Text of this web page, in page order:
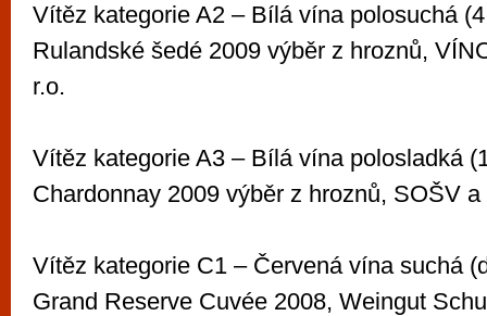
Vítěz kategorie A2 – Bílá vína polosuchá
Rulandské šedé 2009 výběr z hroznů,
r.o.
Vítěz kategorie A3 – Bílá vína polosladká
Chardonnay 2009 výběr z hroznů, SOŠV
Vítěz kategorie C1 – Červená vína suchá
Grand Reserve Cuvée 2008, Weingut